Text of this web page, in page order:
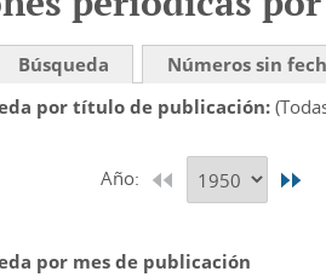
Búsqueda
Números sin
por título de publicación
Año:
por mes de publicación